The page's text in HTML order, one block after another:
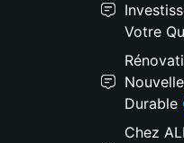
Votre
Durable
Chez